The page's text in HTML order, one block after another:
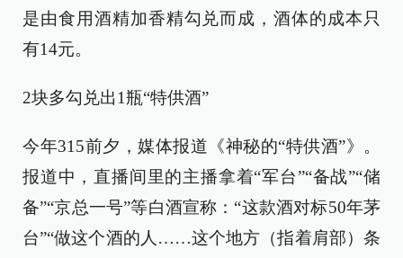
是由食用酒精加香精勾兑而成，酒体的成本只
有14元。
2块多勾兑出1瓶“特供酒”
今年315前夕，媒体报道《神秘的“特供酒”》。
报道中，直播间里的主播拿着“军台”“备战”“储
备”“京总一号”等白酒宣称：“这款酒对标50年茅
台”“做这个酒的人……这个地方（指着肩部）条